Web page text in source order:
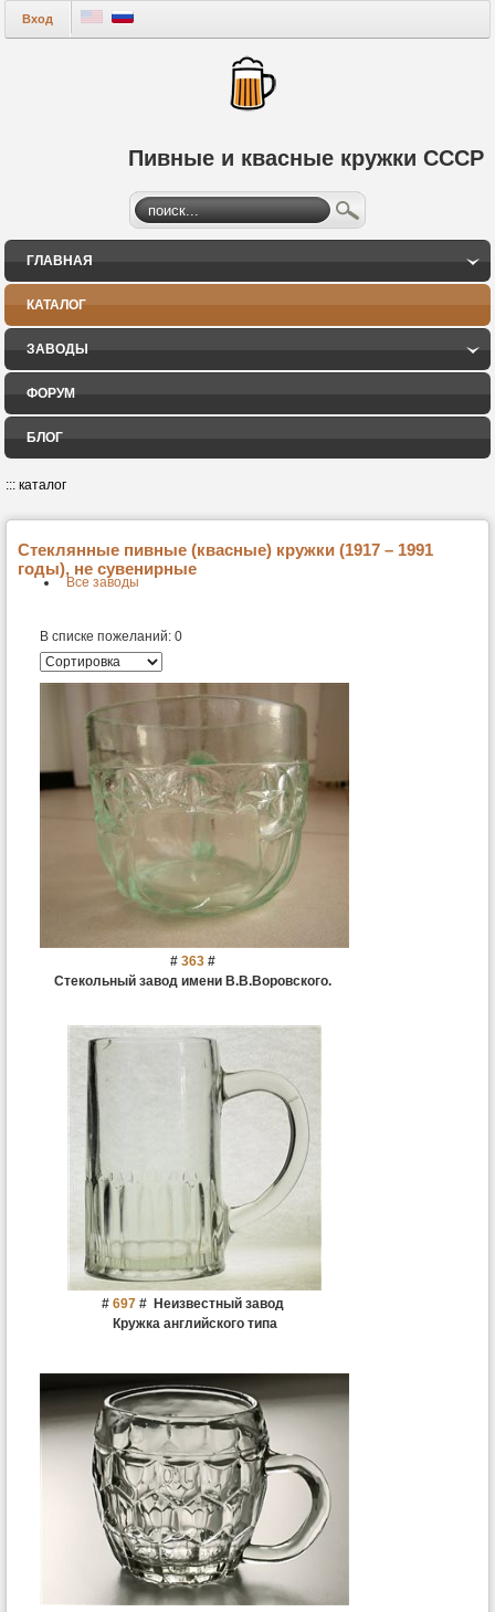
Пивные и квасные кружки СССР
Вход
ГЛАВНАЯ
КАТАЛОГ
ЗАВОДЫ
ФОРУМ
БЛОГ
::: каталог
Стеклянные пивные (квасные) кружки (1917 – 1991
годы), не сувенирные
Все заводы
В списке пожеланий: 0
# 363 #
Стекольный завод имени В.В.Воровского.
# 697 # Неизвестный завод
Кружка английского типа